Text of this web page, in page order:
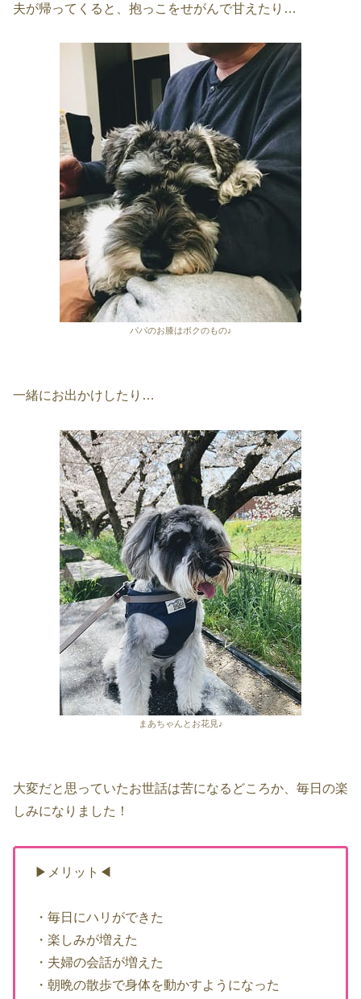
夫が帰ってくると、抱っこをせがんで甘えたり…
パパのお膝はボクのもの♪
一緒にお出かけしたり…
まあちゃんとお花見♪
大変だと思っていたお世話は苦になるどころか、毎日の楽
しみになりました！
▶メリット◀
・毎日にハリができた
・楽しみが増えた
・夫婦の会話が増えた
・朝晩の散歩で身体を動かすようになった